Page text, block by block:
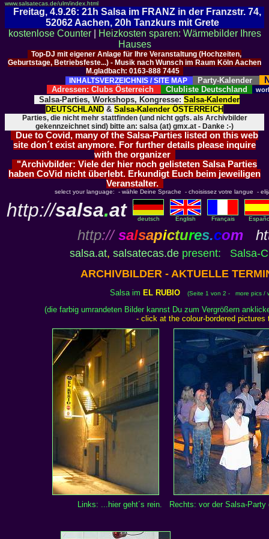
www.salsatecas.de/ulm/index.html
Freitag, 4.9.26: 21h Salsa im FRANZ in der Franzstr. 74,
52062 Aachen, 20h Tanzkurs mit Grete
kostenlose Counter|
Heizkosten sparen: Wärmebilder Ihres
Hauses
Top-DJ mit eigener Anlage für Ihre Veranstaltung (Hochzeiten,
Geburtstage, Betriebsfeste...) - Musik nach Wunsch im Raum Köln Aachen
M.gladbach: 0163-888 7445
INHALTSVERZEICHNIS / SITE MAP
Party-Kalender
Adressen: Clubs Österreich Clubliste Deutschland
Salsa-Parties, Workshops, Kongresse: Salsa-Kalender
DEUTSCHLAND & Salsa-Kalender ÖSTERREICH
Parties, die nicht mehr stattfinden (und nicht ggfs. als Archivbilder
gekennzeichnet sind) bitte an: salsa (at) gmx.at - Danke :-)
Due to Covid, many of the Salsa-Parties listed on this web
site don´t exist anymore. For further details please inquire
with the organizer
"Archivbilder: Viele der hier noch gelisteten Salsa Parties
haben CoVid nicht überlebt. Erkundigt Euch beim jeweiligen
Veranstalter.
select your language: - wähle Deine Sprache - choisissez votre langue -
http://salsa.at deutsch English Français
http:// salsapictures.com
salsa.at, salsatecas.de present: Salsa-
ARCHIVBILDER - AKTUELLE
Salsa im EL RUBIO (Seite 1 von 2 - more pics /
(die farbig umrandeten Bilder kannst Du zum Vergrößern
- click at the colour-bordered pictures
Links: ...hier geht´s rein. Rechts: vor der Salsa-Party